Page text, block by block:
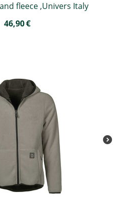
fleece ,Univers Italy
46,90€